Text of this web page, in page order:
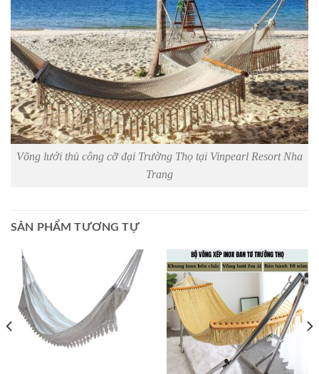
Võng lưới thủ công cỡ đại Trường Thọ tại Vinpearl Resort Nha
Trang
SẢN PHẨM TƯƠNG TỰ